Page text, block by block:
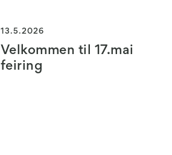
13.5.2026
Velkommen til 17.mai
feiring